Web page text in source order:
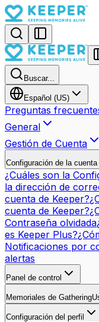
Buscar...
Español (US)
Preguntas
General
Gestión de Cuenta
Configuración de la cuenta
¿Cuáles son la
la dirección de
cuenta de Keeper?
cuenta de Keeper?
Contraseña olvidada
es Keeper Plus?
Notificaciones por
alertas
Panel de control
Memoriales de
Configuración del perfil